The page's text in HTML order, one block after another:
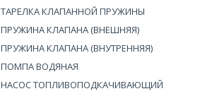
ТАРЕЛКА КЛАПАННОЙ ПРУЖИНЫ
ПРУЖИНА КЛАПАНА (ВНЕШНЯЯ)
ПРУЖИНА КЛАПАНА (ВНУТРЕННЯЯ)
ПОМПА ВОДЯНАЯ
НАСОС ТОПЛИВОПОДКАЧИВАЮЩИЙ